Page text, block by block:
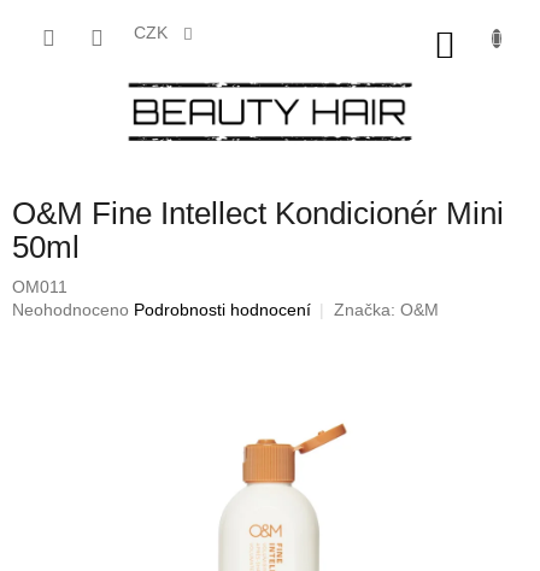
CZK
O&M Fine Intellect Kondicionér Mini
50ml
OM011
Průměrné
Neohodnoceno Podrobnosti hodnocení Značka: O&M